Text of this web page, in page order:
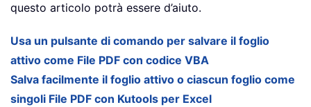
questo articolo potrà essere d’aiuto.
Usa un pulsante di comando per salvare il foglio
attivo come File PDF con codice VBA
Salva facilmente il foglio attivo o ciascun foglio come
singoli File PDF con Kutools per Excel